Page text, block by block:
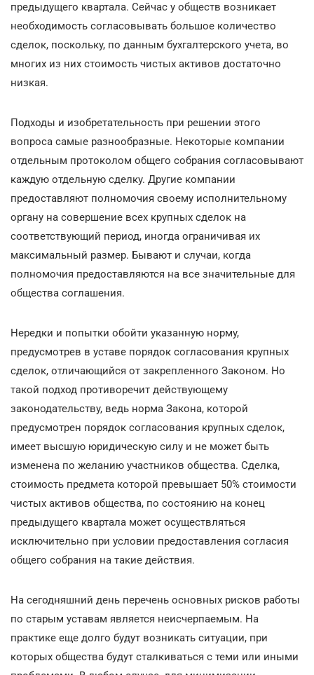
предыдущего квартала. Сейчас у обществ возникает
необходимость согласовывать большое количество
сделок, поскольку, по данным бухгалтерского учета, во
многих из них стоимость чистых активов достаточно
низкая.
Подходы и изобретательность при решении этого
вопроса самые разнообразные. Некоторые компании
отдельным протоколом общего собрания согласовывают
каждую отдельную сделку. Другие компании
предоставляют полномочия своему исполнительному
органу на совершение всех крупных сделок на
соответствующий период, иногда ограничивая их
максимальный размер. Бывают и случаи, когда
полномочия предоставляются на все значительные для
общества соглашения.
Нередки и попытки обойти указанную норму,
предусмотрев в уставе порядок согласования крупных
сделок, отличающийся от закрепленного Законом. Но
такой подход противоречит действующему
законодательству, ведь норма Закона, которой
предусмотрен порядок согласования крупных сделок,
имеет высшую юридическую силу и не может быть
изменена по желанию участников общества. Сделка,
стоимость предмета которой превышает 50% стоимости
чистых активов общества, по состоянию на конец
предыдущего квартала может осуществляться
исключительно при условии предоставления согласия
общего собрания на такие действия.
На сегодняшний день перечень основных рисков работы
по старым уставам является неисчерпаемым. На
практике еще долго будут возникать ситуации, при
которых общества будут сталкиваться с теми или иными